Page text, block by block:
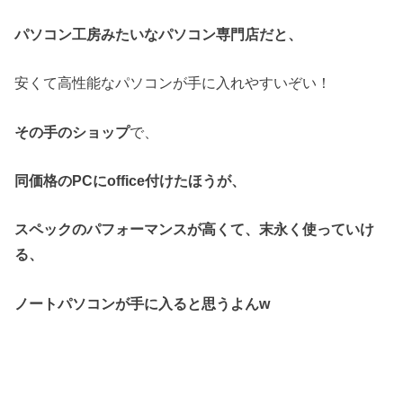
パソコン工房みたいなパソコン専門店だと、
安くて高性能なパソコンが手に入れやすいぞい！
その手のショップで、
同価格のPCにoffice付けたほうが、
スペックのパフォーマンスが高くて、末永く使っていけ
る、
ノートパソコンが手に入ると思うよんw